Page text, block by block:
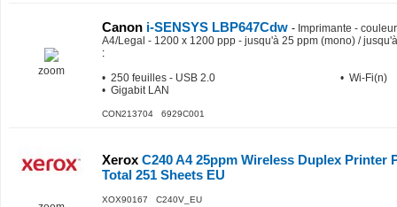
zoom
Canon i-SENSYS LBP647Cdw - Imprimante -
A4/Legal - 1200 x 1200 ppp - jusqu'à 25 ppm (mono) /
:
• 250 feuilles - USB 2.0
• Gigabit LAN
• Wi-Fi(n)
CON213704 6929C001
Xerox C240 A4 25ppm Wireless Duplex Printer
Total 251 Sheets EU
XOX90167 C240V_EU